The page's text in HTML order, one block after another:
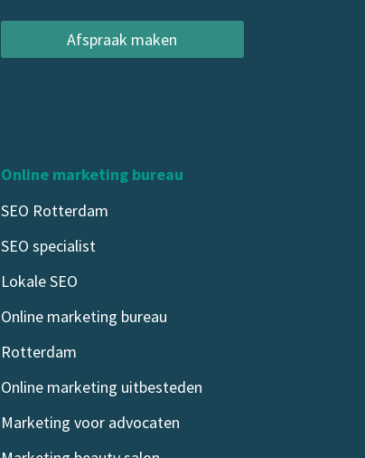
Afspraak maken
Online marketing bureau
SEO Rotterdam
SEO specialist
Lokale SEO
Online marketing bureau
Rotterdam
Online marketing uitbesteden
Marketing voor advocaten